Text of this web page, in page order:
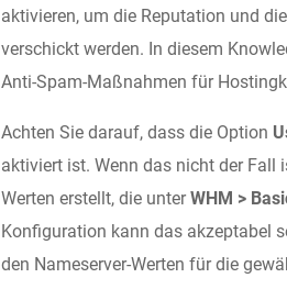
aktivieren, um die Reputation und
verschickt werden. In diesem
Anti-Spam-Maßnahmen für
Achten Sie darauf, dass die Option
aktiviert ist. Wenn das nicht der Fall
Werten erstellt, die unterWHM >
Konfiguration kann das akzeptabel
den Nameserver-Werten für die